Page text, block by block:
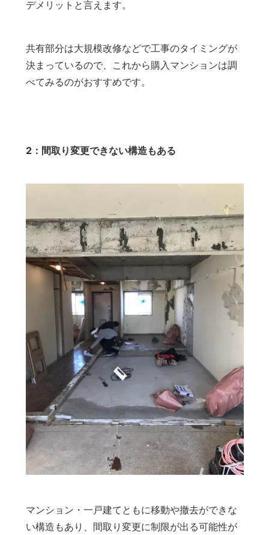
デメリットと言えます。
共有部分は大規模改修などで工事のタイミングが
決まっているので、これから購入マンションは調
べてみるのがおすすめです。
2：間取り変更できない構造もある
マンション・一戸建てともに移動や撤去ができな
い構造もあり、間取り変更に制限が出る可能性が